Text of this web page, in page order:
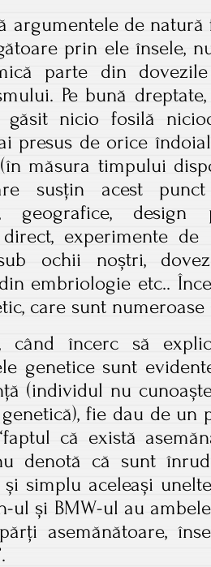
argumentele de
prin ele însele,
parte din
Pe bună
nicio fosilă
presus de orice
măsura timpului
susțin acest
geografice, design
direct, experimente
ochii noștri,
embriologie etc..
care sunt
când încerc să
genetice sunt
(individul nu
fie dau de un
că există
denotă că sunt
simplu aceleași
ul și BMW-ul au
asemănătoare,